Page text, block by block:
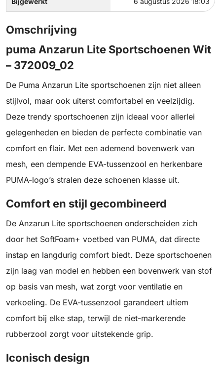
Omschrijving
puma Anzarun Lite Sportschoenen Wit
– 372009_02
De Puma Anzarun Lite sportschoenen zijn niet alleen
stijlvol, maar ook uiterst comfortabel en veelzijdig.
Deze trendy sportschoenen zijn ideaal voor allerlei
gelegenheden en bieden de perfecte combinatie van
comfort en flair. Met een ademend bovenwerk van
mesh, een dempende EVA-tussenzool en herkenbare
PUMA-logo’s stralen deze schoenen klasse uit.
Comfort en stijl gecombineerd
De Anzarun Lite sportschoenen onderscheiden zich
door het SoftFoam+ voetbed van PUMA, dat directe
instap en langdurig comfort biedt. Deze sportschoenen
zijn laag van model en hebben een bovenwerk van stof
op basis van mesh, wat zorgt voor ventilatie en
verkoeling. De EVA-tussenzool garandeert ultiem
comfort bij elke stap, terwijl de niet-markerende
rubberzool zorgt voor uitstekende grip.
Iconisch design